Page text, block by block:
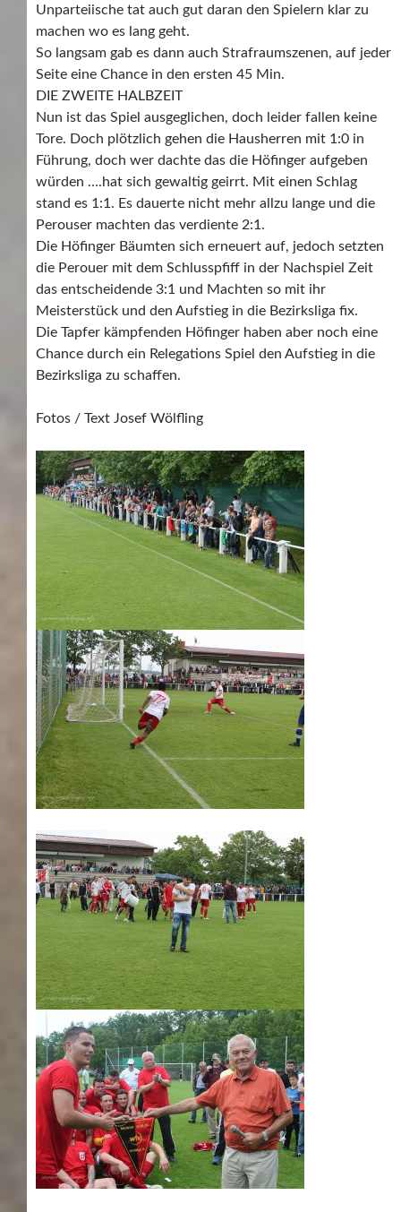
Unparteiische tat auch gut daran den Spielern klar zu
machen wo es lang geht.
So langsam gab es dann auch Strafraumszenen, auf jeder
Seite eine Chance in den ersten 45 Min.
DIE ZWEITE HALBZEIT
Nun ist das Spiel ausgeglichen, doch leider fallen keine
Tore. Doch plötzlich gehen die Hausherren mit 1:0 in
Führung, doch wer dachte das die Höfinger aufgeben
würden ….hat sich gewaltig geirrt. Mit einen Schlag
stand es 1:1. Es dauerte nicht mehr allzu lange und die
Perouser machten das verdiente 2:1.
Die Höfinger Bäumten sich erneuert auf, jedoch setzten
die Perouer mit dem Schlusspfiff in der Nachspiel Zeit
das entscheidende 3:1 und Machten so mit ihr
Meisterstück und den Aufstieg in die Bezirksliga fix.
Die Tapfer kämpfenden Höfinger haben aber noch eine
Chance durch ein Relegations Spiel den Aufstieg in die
Bezirksliga zu schaffen.
Fotos / Text Josef Wölfling